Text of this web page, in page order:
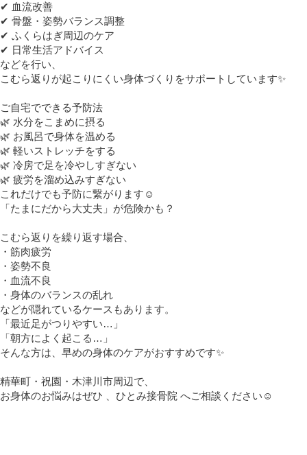
✔ 血流改善
✔ 骨盤・姿勢バランス調整
✔ ふくらはぎ周辺のケア
✔ 日常生活アドバイス
などを行い、
こむら返りが起こりにくい身体づくりをサポートしています✨
ご自宅でできる予防法
🌿 水分をこまめに摂る
🌿 お風呂で身体を温める
🌿 軽いストレッチをする
🌿 冷房で足を冷やしすぎない
🌿 疲労を溜め込みすぎない
これだけでも予防に繋がります ☺️
「たまにだから大丈夫」が危険かも？
こむら返りを繰り返す場合、
・筋肉疲労
・姿勢不良
・血流不良
・身体のバランスの乱れ
などが隠れているケースもあります。
「最近足がつりやすい…」
「朝方によく起こる…」
そんな方は、早めの身体のケアがおすすめです✨
精華町・祝園・木津川市周辺で、
お身体のお悩みはぜひ 、ひとみ接骨院 へご相談ください ☺️